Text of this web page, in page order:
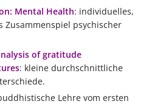
Mental Health: individuelles,
Zusammenspiel psychischer
of gratitude
: kleine durchschnittliche
Lehre vom ersten